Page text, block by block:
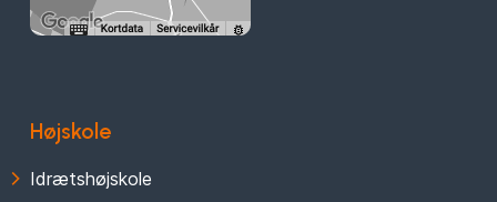
Højskole
Idrætshøjskole